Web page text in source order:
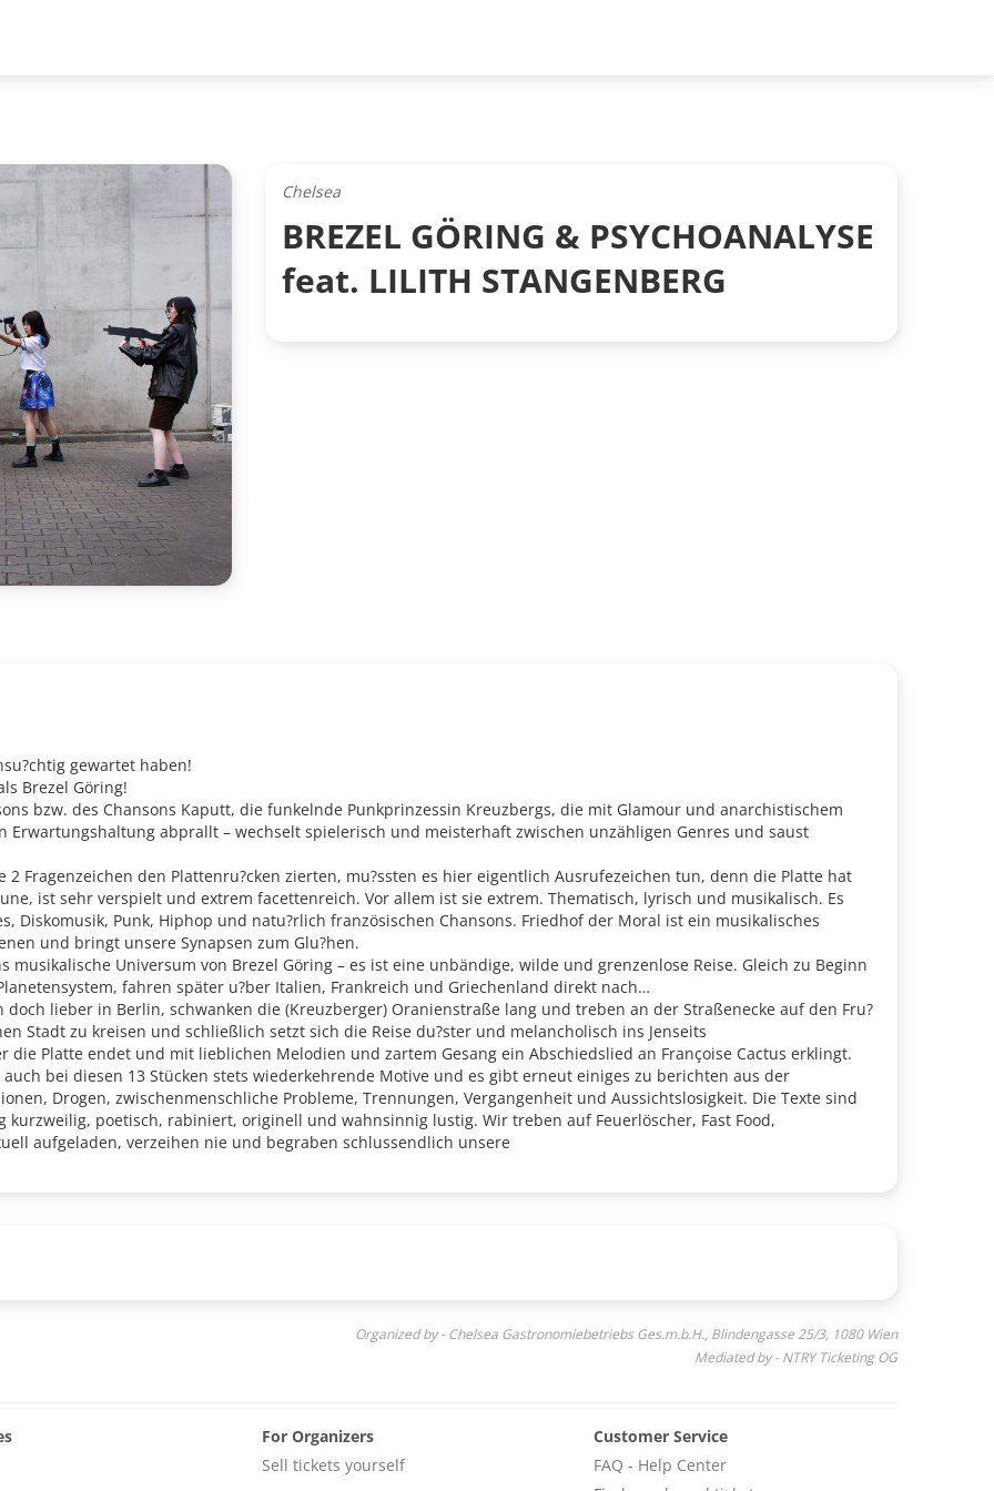
Chelsea
BREZEL GÖRING & PSYCHOANALYSE
feat. LILITH STANGENBERG
gewartet haben!
Brezel Göring!
bzw. des Chansons Kaputt, die funkelnde Punkprinzessin Kreuzbergs, die mit Glamour und anarchistischem
Erwartungshaltung abprallt – wechselt spielerisch und meisterhaft zwischen unzähligen Genres und saust
2 Fragenzeichen den Plattenru?cken zierten, mu?ssten es hier eigentlich Ausrufezeichen tun, denn die Platte hat
ist sehr verspielt und extrem facettenreich. Vor allem ist sie extrem. Thematisch, lyrisch und musikalisch. Es
Diskomusik, Punk, Hiphop und natu?rlich französischen Chansons. Friedhof der Moral ist ein musikalisches
und bringt unsere Synapsen zum Glu?hen.
Universum von Brezel Göring – es ist eine unbändige, wilde und grenzenlose Reise. Gleich zu Beginn
fahren später u?ber Italien, Frankreich und Griechenland direkt nach
lieber in Berlin, schwanken die (Kreuzberger) Oranienstraße lang und treben an der Straßenecke auf den Fru?
Stadt zu kreisen und schließlich setzt sich die Reise du?ster und melancholisch ins Jenseits
Platte endet und mit lieblichen Melodien und zartem Gesang ein Abschiedslied an Françoise Cactus erklingt.
bei diesen 13 Stücken stets wiederkehrende Motive und es gibt erneut einiges zu berichten aus der
Drogen, zwischenmenschliche Probleme, Trennungen, Vergangenheit und Aussichtslosigkeit. Die Texte sind
poetisch, rabiniert, originell und wahnsinnig lustig. Wir treben auf Feuerlöscher, Fast Food,
aufgeladen, verzeihen nie und begraben schlussendlich unsere
Organized by - Chelsea Gastronomiebetriebs Ges.m.b.H., Blindengasse 25/3, 1080 Wien
Mediated by - NTRY Ticketing OG
For Organizers
Sell tickets yourself
Customer Service
FAQ - Help Center